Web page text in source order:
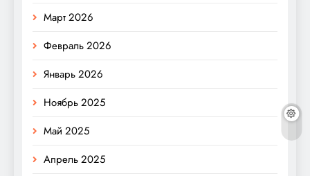
Март 2026
Февраль 2026
Январь 2026
Ноябрь 2025
Май 2025
Апрель 2025